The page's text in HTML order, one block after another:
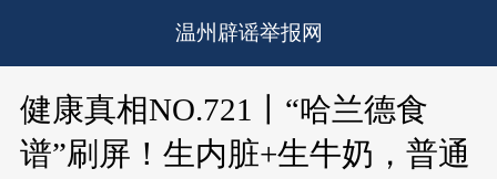
温州辟谣举报网
健康真相NO.721丨“哈兰德食
谱”刷屏！生内脏+生牛奶，普通